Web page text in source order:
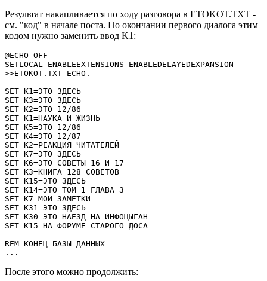
Результат накапливается по ходу разговора в ETOKOT.TXT -
см. "код" в начале поста. По окончании первого диалога этим
кодом нужно заменить ввод K1:
@ECHO OFF
SETLOCAL ENABLEEXTENSIONS ENABLEDELAYEDEXPANSION
>>ETOKOT.TXT ECHO.
SET K1=ЭТО ЗДЕСЬ
SET K3=ЭТО ЗДЕСЬ
SET K2=ЭТО 12/86
SET K1=НАУКА И ЖИЗНЬ
SET K5=ЭТО 12/86
SET K4=ЭТО 12/87
SET K2=РЕАКЦИЯ ЧИТАТЕЛЕЙ
SET K7=ЭТО ЗДЕСЬ
SET K6=ЭТО СОВЕТЫ 16 И 17
SET K3=КНИГА 128 СОВЕТОВ
SET K15=ЭТО ЗДЕСЬ
SET K14=ЭТО ТОМ 1 ГЛАВА 3
SET K7=МОИ ЗАМЕТКИ
SET K31=ЭТО ЗДЕСЬ
SET K30=ЭТО НАЕЗД НА ИНФОЦЫГАН
SET K15=НА ФОРУМЕ СТАРОГО ДОСА
REM КОНЕЦ БАЗЫ ДАННЫХ
...
После этого можно продолжить: